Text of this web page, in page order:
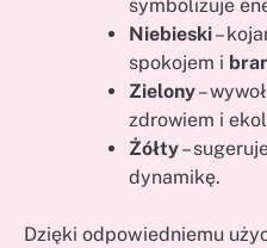
symbolizuje
Niebieski–
spokojem i
Zielony–
zdrowiem i
Żółty–
dynamikę.
Dzięki odpowiedniemu